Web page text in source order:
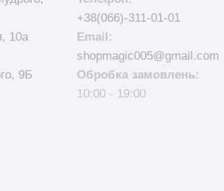
10а
9Б
+38(066)-311-01-01
Email:
shopmagic005@gmail.com
Обробка замовлень:
10:00 - 19:00